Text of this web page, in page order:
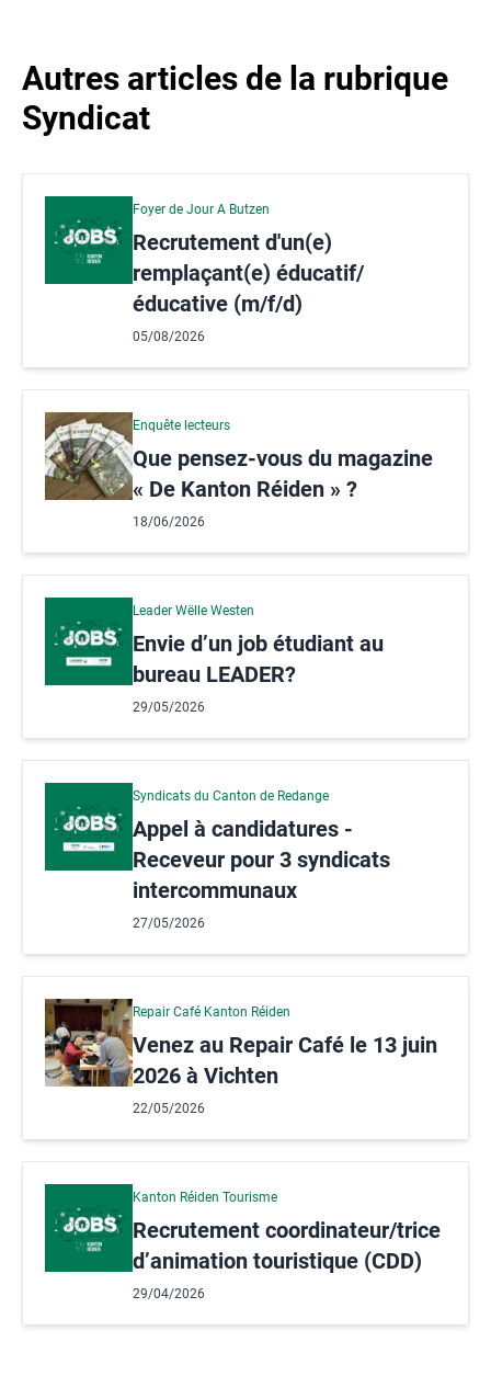
Autres articles de la rubrique
Syndicat
Foyer de Jour A Butzen
Recrutement d'un(e)
remplaçant(e) éducatif/
éducative (m/f/d)
05/08/2026
Enquête lecteurs
Que pensez-vous du magazine
« De Kanton Réiden » ?
18/06/2026
Leader Wëlle Westen
Envie d’un job étudiant au
bureau LEADER?
29/05/2026
Syndicats du Canton de Redange
Appel à candidatures -
Receveur pour 3 syndicats
intercommunaux
27/05/2026
Repair Café Kanton Réiden
Venez au Repair Café le 13 juin
2026 à Vichten
22/05/2026
Kanton Réiden Tourisme
Recrutement coordinateur/trice
d’animation touristique (CDD)
29/04/2026